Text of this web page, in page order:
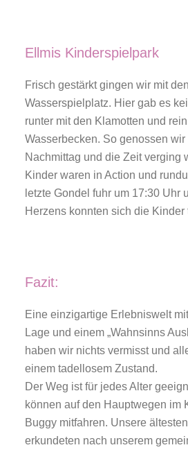
Ellmis Kinderspielpark
Frisch gestärkt gingen wir mit
Wasserspielplatz. Hier gab es
runter mit den Klamotten und
Wasserbecken. So genossen
Nachmittag und die Zeit verging
Kinder waren in Action und
letzte Gondel fuhr um 17:30 Uhr
Herzens konnten sich die Kinder
Fazit:
Eine einzigartige Erlebniswelt
Lage und einem „Wahnsinns
haben wir nichts vermisst und
einem tadellosem Zustand.
Der Weg ist für jedes Alter
können auf den Hauptwegen im
Buggy mitfahren. Unsere
erkundeten nach unserem